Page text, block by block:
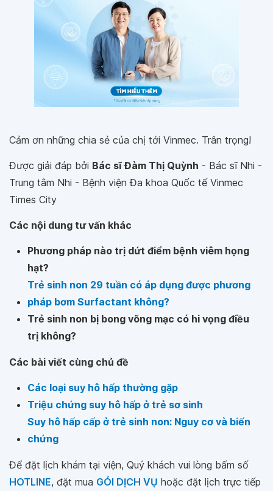
Cảm ơn những chia sẻ của chị tới Vinmec. Trân trọng!
Được giải đáp bởi Bác sĩ Đàm Thị Quỳnh - Bác sĩ Nhi -
Trung tâm Nhi - Bệnh viện Đa khoa Quốc tế Vinmec
Times City
Các nội dung tư vấn khác
Phương pháp nào trị dứt điểm bệnh viêm họng
hạt?
Trẻ sinh non 29 tuần có áp dụng được phương
pháp bơm Surfactant không?
Trẻ sinh non bị bong võng mạc có hi vọng điều
trị không?
Các bài viết cùng chủ đề
Các loại suy hô hấp thường gặp
Triệu chứng suy hô hấp ở trẻ sơ sinh
Suy hô hấp cấp ở trẻ sinh non: Nguy cơ và biến
chứng
Để đặt lịch khám tại viện, Quý khách vui lòng bấm số
HOTLINE, đặt mua GÓI DỊCH VỤ hoặc đặt lịch trực tiếp